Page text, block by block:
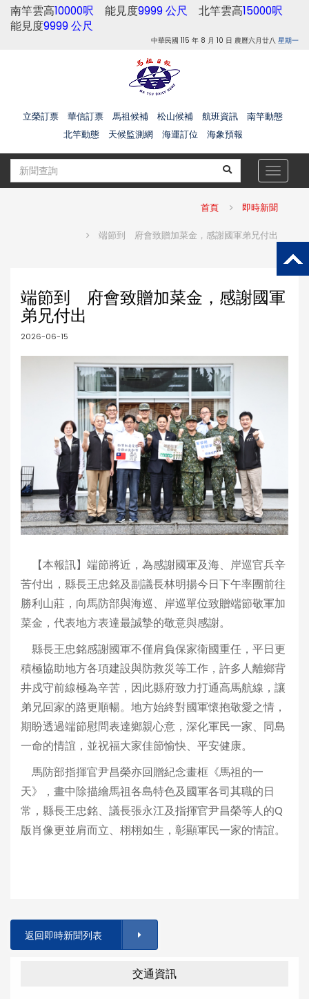
南竿雲高10000呎 能見度9999 公尺 北竿雲高15000呎
能見度9999 公尺
中華民國 115 年 8 月 10 日 農曆六月廿八 星期一
立榮訂票 華信訂票 馬祖候補 松山候補 航班資訊
南竿動態
北竿動態
天候監測網 海運訂位 海象預報
Toggle
首頁 即時新聞
端節到 府會致贈加菜金，感謝國軍弟兄付出
端節到 府會致贈加菜金，感謝國軍
弟兄付出
2026-06-15
【本報訊】端節將近，為感謝國軍及海、岸巡官兵辛
苦付出，縣長王忠銘及副議長林明揚今日下午率團前往
勝利山莊，向馬防部與海巡、岸巡單位致贈端節敬軍加
菜金，代表地方表達最誠摯的敬意與感謝。
縣長王忠銘感謝國軍不僅肩負保家衛國重任，平日更
積極協助地方各項建設與防救災等工作，許多人離鄉背
井戍守前線極為辛苦，因此縣府致力打通高馬航線，讓
弟兄回家的路更順暢。地方始終對國軍懷抱敬愛之情，
期盼透過端節慰問表達鄉親心意，深化軍民一家、同島
一命的情誼，並祝福大家佳節愉快、平安健康。
馬防部指揮官尹昌榮亦回贈紀念畫框《馬祖的一
天》，畫中除描繪馬祖各島特色及國軍各司其職的日
常，縣長王忠銘、議長張永江及指揮官尹昌榮等人的Q
版肖像更並肩而立、栩栩如生，彰顯軍民一家的情誼。
返回即時新聞列表
交通資訊